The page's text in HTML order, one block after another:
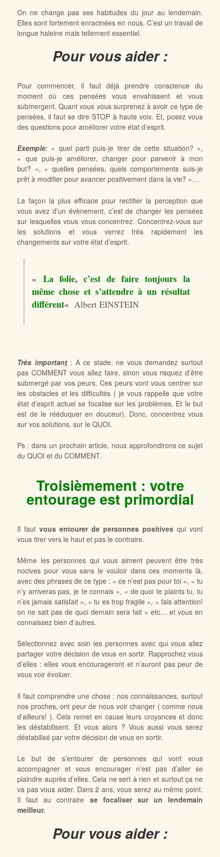
On ne change pas ses habitudes du jour au lendemain.
Elles sont fortement enracinées en nous. C’est un travail de
longue haleine mais tellement essentiel.
Pour vous aider :
Pour commencer, il faut déjà prendre conscience du
moment où ces pensées vous envahissent et vous
submergent. Quant vous vous surprenez à avoir ce type de
pensées, il faut se dire STOP à haute voix. Et, posez vous
des questions pour améliorer votre état d’esprit.
Exemple: « quel parti puis-je tirer de cette situation? »,
« que puis-je améliorer, changer pour parvenir à mon
but? », « quelles pensées, quels comportements suis-je
prêt à modifier pour avancer positivement dans la vie? »…
La façon la plus efficace pour rectifier la perception que
vous avez d’un évènement, c’est de changer les pensées
sur lesquelles vous vous concentrez. Concentrez-vous sur
les solutions et vous verrez très rapidement les
changements sur votre état d’esprit.
« La folie, c’est de faire toujours la
même chose et s’attendre à un résultat
différent« Albert EINSTEIN
Très important: A ce stade, ne vous demandez surtout
pas COMMENT vous allez faire, sinon vous risquez d’être
submergé par vos peurs. Ces peurs vont vous centrer sur
les obstacles et les difficultés ( je vous rappelle que votre
état d’esprit actuel se focalise sur les problèmes. Et le but
est de le rééduquer en douceur). Donc, concentrez vous
sur vos solutions, sur le QUOI.
Ps : dans un prochain article, nous approfondirons ce sujet
du QUOI et du COMMENT.
Troisièmement : votre
entourage est primordial
Il faut vous entourer de personnes positives qui vont
vous tirer vers le haut et pas le contraire.
Même les personnes qui vous aiment peuvent être très
nocives pour vous sans le vouloir dans ces moments là,
avec des phrases de ce type : « ce n’est pas pour toi », « tu
n’y arriveras pas, je te connais », « de quoi te plaints tu, tu
n’es jamais satisfait », « tu es trop fragile », « fais attention!
on ne sait pas de quoi demain sera fait » etc… et vous en
connaissez bien d’autres.
Sélectionnez avec soin les personnes avec qui vous allez
partager votre décision de vous en sortir. Rapprochez vous
d’elles : elles vous encourageront et n’auront pas peur de
vous voir évoluer.
Il faut comprendre une chose : nos connaissances, surtout
nos proches, ont peur de nous voir changer ( comme nous
d’ailleurs! ). Cela remet en cause leurs croyances et donc
les déstabilisent. Et vous alors ? Vous aussi vous serez
déstabilisé par votre décision de vous en sortir.
Le but de s’entourer de personnes qui vont vous
accompagner et vous encourager n’est pas d’aller se
plaindre auprès d’elles. Cela ne sert à rien et surtout ça ne
va pas vous aider. Dans 2 ans, vous serez au même point.
Il faut au contraire se focaliser sur un lendemain
meilleur.
Pour vous aider :